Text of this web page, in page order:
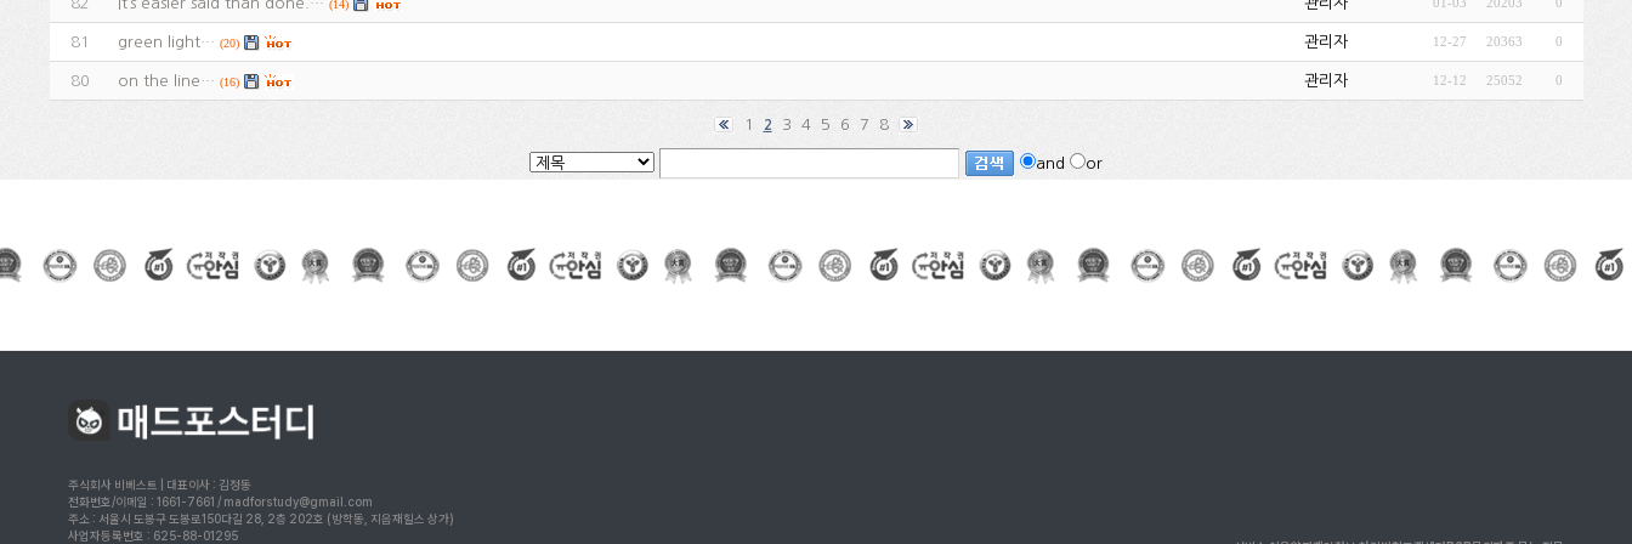
(14)
81 green light… (20) 관리자 12-27 20363 0
80 on the line… (16) 관리자 12-12 25052 0
1 2 3 4 5 6 7 8
and or
주식회사 비베스트 | 대표이사 : 김정동
전화번호/이메일 : 1661-7661 / madforstudy@gmail.com
주소 : 서울시 도봉구 도봉로150다길 28, 2층 202호 (방학동, 지음재힐스 상가)
사업자등록번호 : 625-88-01295